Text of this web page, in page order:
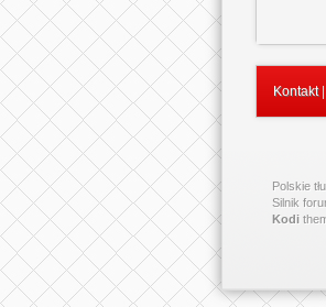
Kontakt|
Polskie
Silnik
Kodi